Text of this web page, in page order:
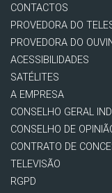
CONTACTOS
PROVEDORA DO
PROVEDORA DO
ACESSIBILIDADES
SATÉLITES
A EMPRESA
CONSELHO GERAL
CONSELHO DE
CONTRATO DE
TELEVISÃO
RGPD